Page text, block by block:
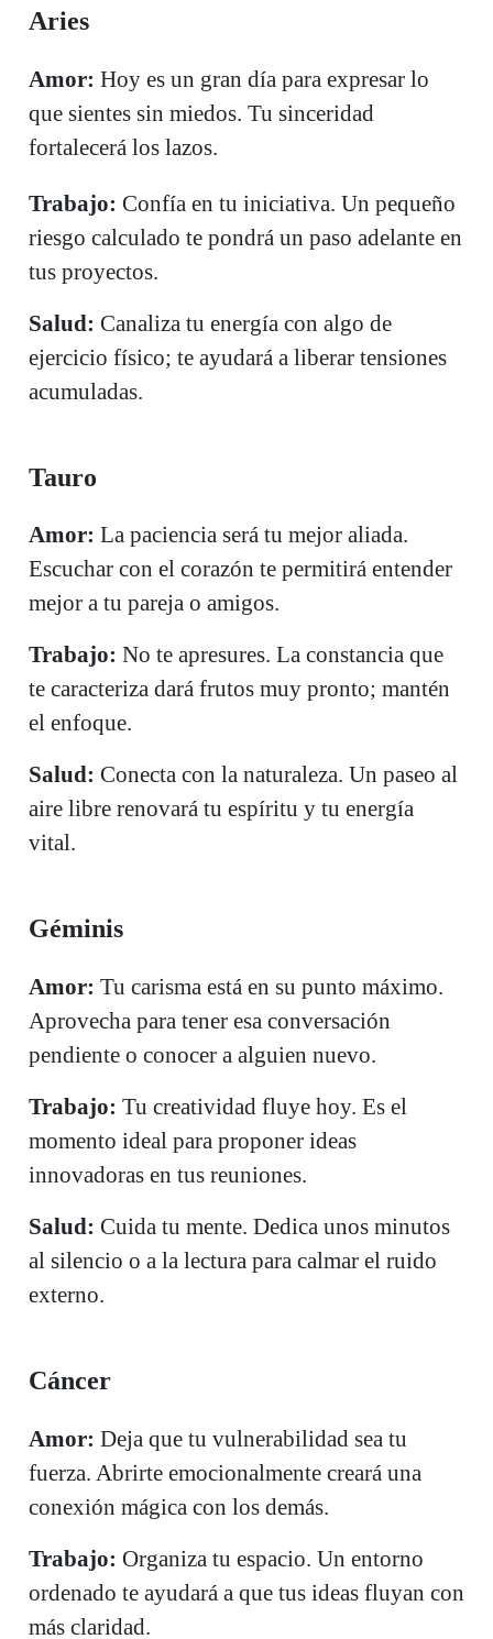
Aries
Amor: Hoy es un gran día para expresar lo
que sientes sin miedos. Tu sinceridad
fortalecerá los lazos.
Trabajo: Confía en tu iniciativa. Un pequeño
riesgo calculado te pondrá un paso adelante en
tus proyectos.
Salud: Canaliza tu energía con algo de
ejercicio físico; te ayudará a liberar tensiones
acumuladas.
Tauro
Amor: La paciencia será tu mejor aliada.
Escuchar con el corazón te permitirá entender
mejor a tu pareja o amigos.
Trabajo: No te apresures. La constancia que
te caracteriza dará frutos muy pronto; mantén
el enfoque.
Salud: Conecta con la naturaleza. Un paseo al
aire libre renovará tu espíritu y tu energía
vital.
Géminis
Amor: Tu carisma está en su punto máximo.
Aprovecha para tener esa conversación
pendiente o conocer a alguien nuevo.
Trabajo: Tu creatividad fluye hoy. Es el
momento ideal para proponer ideas
innovadoras en tus reuniones.
Salud: Cuida tu mente. Dedica unos minutos
al silencio o a la lectura para calmar el ruido
externo.
Cáncer
Amor: Deja que tu vulnerabilidad sea tu
fuerza. Abrirte emocionalmente creará una
conexión mágica con los demás.
Trabajo: Organiza tu espacio. Un entorno
ordenado te ayudará a que tus ideas fluyan con
más claridad.